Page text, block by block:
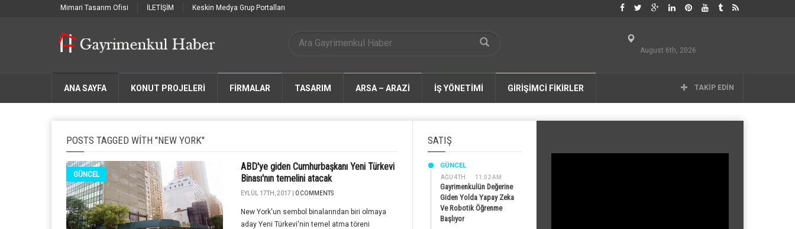
Mimari Tasarım Ofisi İLETİŞİM Keskin Medya Grup Portalları
August 6th, 2026
ANA SAYFA KONUT PROJELERİ FIRMALAR TASARIM ARSA – ARAZİ İŞ YÖNETİMİ GİRİŞİMCİ FİKİRLER TAKIP EDIN
POSTS TAGGED WITH "NEW YORK"
GÜNCEL
ABD'ye giden Cumhurbaşkanı Yeni Türkevi
Binası'nın temelini atacak
EYLÜL 17TH, 2017 | 0 COMMENTS
New York'un sembol binalarından biri olmaya
aday Yeni Türkevi'nin temel atma töreni
SATIŞ
AĞU 4TH 11:02 AM
GÜNCEL
Gayrimenkulün Değerine
Giden Yolda Yapay Zeka
Ve Robotik Öğrenme
Başlıyor